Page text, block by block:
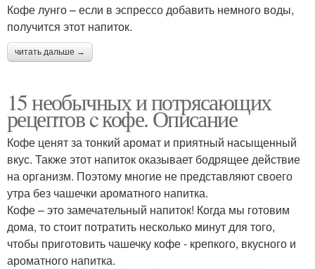
Кофе лунго – если в эспрессо добавить немного воды,
получится этот напиток.
читать дальше →
15 необычных и потрясающих
рецептов c кофе. Описание
Кофе ценят за тонкий аромат и приятный насыщенный
вкус. Также этот напиток оказывает бодрящее действие
на организм. Поэтому многие не представляют своего
утра без чашечки ароматного напитка.
Кофе – это замечательный напиток! Когда мы готовим
дома, то стоит потратить несколько минут для того,
чтобы приготовить чашечку кофе - крепкого, вкусного и
ароматного напитка.